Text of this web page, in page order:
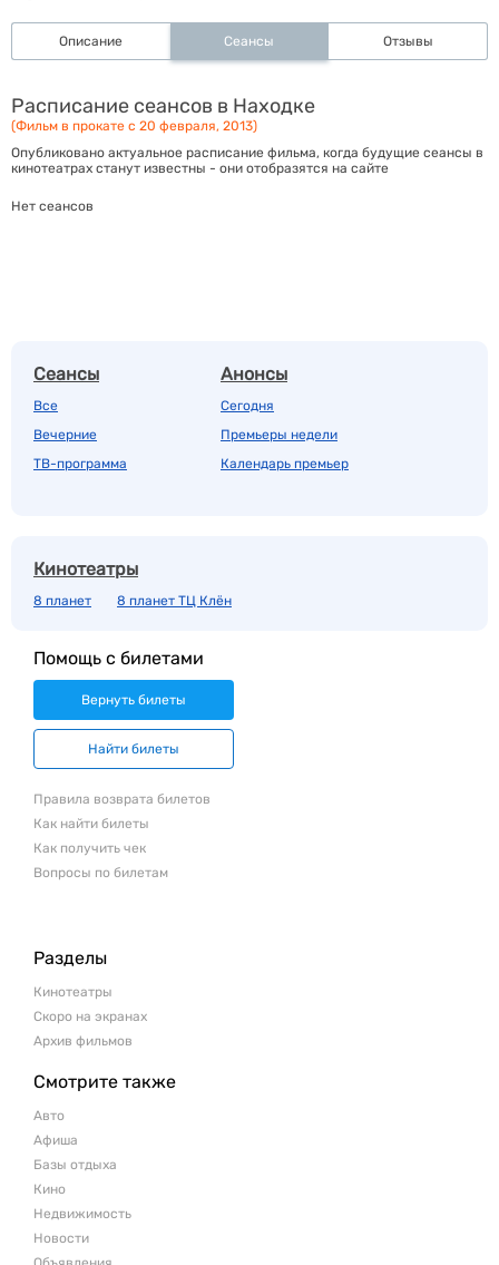
Описание Сеансы Отзывы
Расписание сеансов в Находке
(Фильм в прокате с 20 февраля, 2013)
Опубликовано актуальное расписание фильма, когда будущие сеансы в
кинотеатрах станут известны - они отобразятся на сайте
Нет сеансов
Сеансы
Все
Вечерние
ТВ-программа
Анонсы
Сегодня
Премьеры недели
Календарь премьер
Кинотеатры
8 планет 8 планет ТЦ Клён
Помощь с билетами
Вернуть билеты
Найти билеты
Правила возврата билетов
Как найти билеты
Как получить чек
Вопросы по билетам
Разделы
Кинотеатры
Скоро на экранах
Архив фильмов
Смотрите также
Авто
Афиша
Базы отдыха
Кино
Недвижимость
Новости